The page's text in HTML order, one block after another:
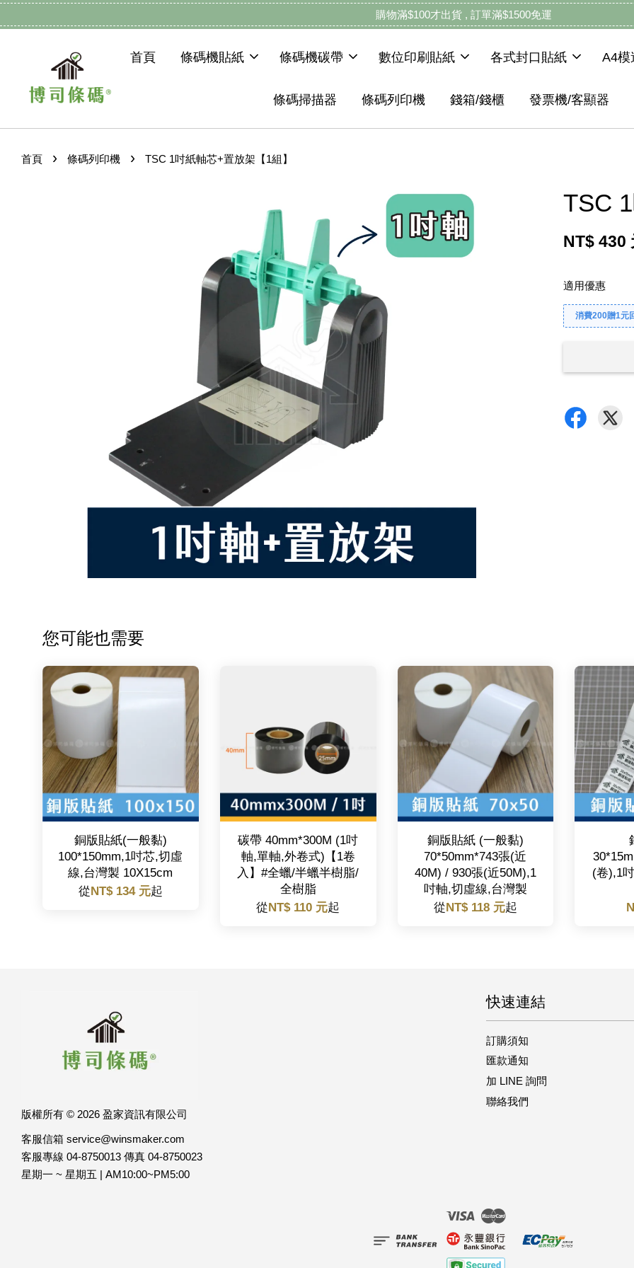
購物滿$100才出貨 , 訂單滿$1500免運
首頁 條碼機貼紙 條碼機碳帶 數位印刷貼紙 各式封口貼紙 A4模
條碼掃描器 條碼列印機 錢箱/錢櫃 發票機/客顯器
首頁 › 條碼列印機 › TSC 1吋紙軸芯+置放架【1組】
TSC
NT$ 430
適用優惠
消費200贈1元
您可能也需要
銅版貼紙(一般黏)
100*150mm,1吋芯,切虛
線,台灣製 10X15cm
從NT$ 134 元起
碳帶 40mm*300M (1吋
軸,單軸,外卷式)【1卷
入】#全蠟/半蠟半樹脂/
全樹脂
從NT$ 110 元起
銅版貼紙 (一般黏)
70*50mm*743張(近
40M) / 930張(近50M),1
吋軸,切虛線,台灣製
從NT$ 118 元起
(卷),1
版權所有 © 2026 盈家資訊有限公司
快速連結
訂購須知
匯款通知
加 LINE 詢問
聯絡我們
客服信箱 service@winsmaker.com
客服專線 04-8750013 傳真 04-8750023
星期一 ~ 星期五 | AM10:00~PM5:00
Visa Master